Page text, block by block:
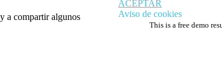
a compartir algunos
ACEPTAR
Aviso de cookies
This is a free demo